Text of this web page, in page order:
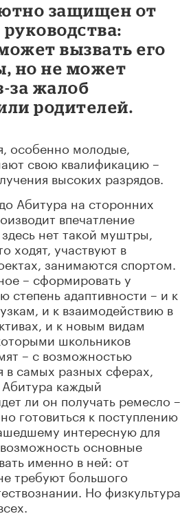
защищен от
вызвать его
но не может
за жалоб
родителей.
особенно молодые,
свою квалификацию –
высоких разрядов.
Абитура на сторонних
впечатление
нет такой муштры,
ходят, участвуют в
занимаются спортом.
– сформировать у
степень адаптивности – и к
и к взаимодействию в
и к новым видам
школьников
– с возможностью
в самых разных сферах,
каждый
ли он получать ремесло –
готовиться к поступлению
интересную для
основные
именно в ней: от
требуют большого
Но физкультура